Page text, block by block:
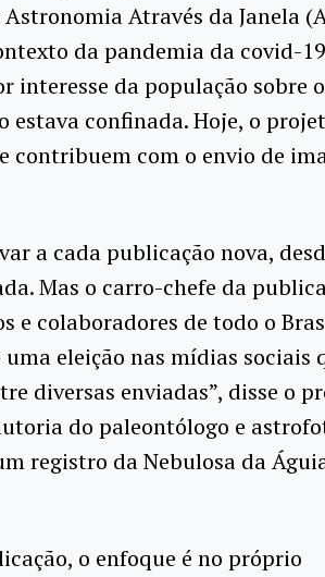
Através da Janela
da pandemia da covid-
interesse da população sobre
estava confinada. Hoje, o
contribuem com o envio de
a cada publicação nova,
Mas o carro-chefe da
e colaboradores de todo o
eleição nas mídias sociais
diversas enviadas”, disse o
do paleontólogo e
registro da Nebulosa da
o enfoque é no próprio